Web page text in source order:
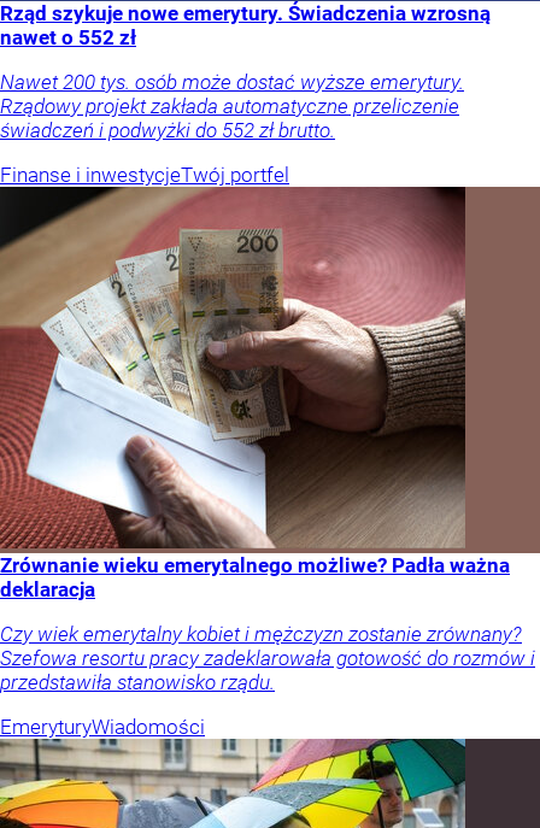
Rząd szykuje nowe emerytury. Świadczenia wzrosną
nawet o 552 zł
Nawet 200 tys. osób może dostać wyższe emerytury.
Rządowy projekt zakłada automatyczne przeliczenie
świadczeń i podwyżki do 552 zł brutto.
Finanse i inwestycjeTwój portfel
Zrównanie wieku emerytalnego możliwe? Padła ważna
deklaracja
Czy wiek emerytalny kobiet i mężczyzn zostanie zrównany?
Szefowa resortu pracy zadeklarowała gotowość do rozmów i
przedstawiła stanowisko rządu.
EmeryturyWiadomości